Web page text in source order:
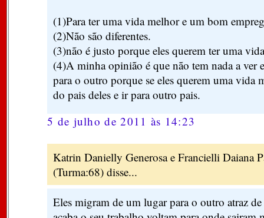
(1)Para ter uma vida melhor e um bom
(2)Não são diferentes.
(3)não é justo porque eles querem ter uma
(4)A minha opinião é que não tem nada a ver
para o outro porque se eles querem uma vida
do pais deles e ir para outro pais.
5 de julho de 2011 às 14:23
Katrin Danielly Generosa e Francielli Daiana
(Turma:68) disse...
Eles migram de um lugar para o outro atraz